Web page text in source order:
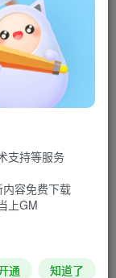
版本，本服是仿
以后升级有难
较耐玩。
请注意包裹空
然后去长安
己人物头像 一
支持等服务
容免费下载
上GM
通 知道了